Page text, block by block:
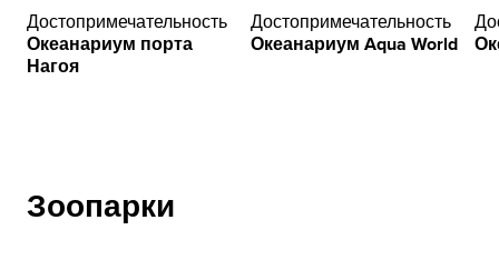
Достопримечательность
Океанариум порта
Нагоя
Достопримечательность
Океанариум Aqua World
Зоопарки